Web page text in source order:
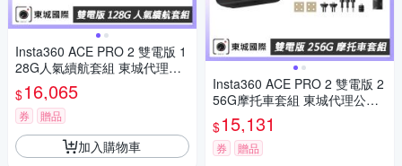
Insta360 ACE PRO 2 雙電版 1
28G人氣續航套組 東城代理公
司貨
$16,065
券 贈品
加入購物車
Insta360 ACE PRO 2 雙電版 2
56G摩托車套組 東城代理公司
貨
$15,131
券 贈品